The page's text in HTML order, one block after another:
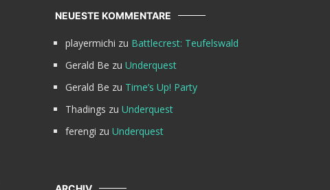
NEUESTE KOMMENTARE
playermichi zu Battlecrest: Teufelswald
Gerald Be zu Underquest
Gerald Be zu Time’s Up! Party
Thadings zu Underquest
ferengi zu Underquest